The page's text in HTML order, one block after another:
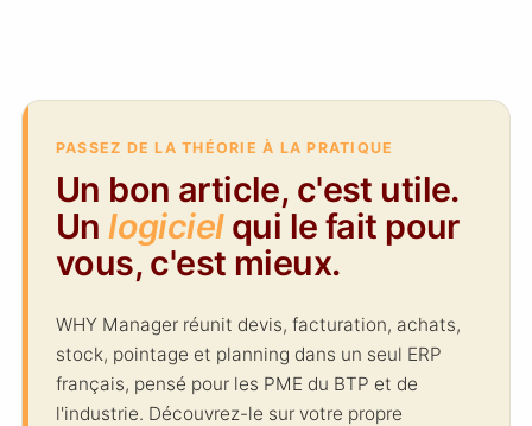
remplacée par une simple mention
PASSEZ DE LA THÉORIE À LA PRATIQUE
Un bon article, c'est utile.
Unlogicielqui le fait pour
vous, c'est mieux.
WHY Manager réunit devis, facturation, achats,
stock, pointage et planning dans un seul ERP
français, pensé pour les PME du BTP et de
l'industrie. Découvrez-le sur votre propre